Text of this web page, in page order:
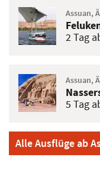
Assuan,
2 Tag
Assuan,
5 Tag
Alle Ausflüge ab